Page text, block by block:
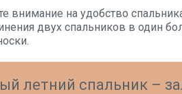
внимание на удобство
двух спальников в один
летний спальник –